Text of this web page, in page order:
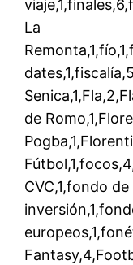
La
de
CVC,1,fondo